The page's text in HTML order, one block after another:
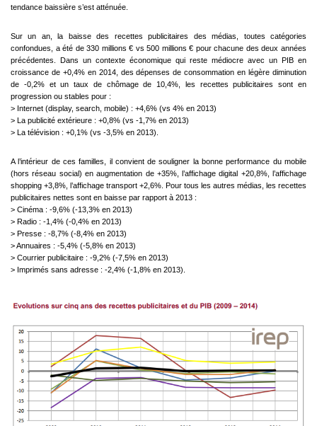
tendance baissière s’est atténuée.
Sur un an, la baisse des recettes publicitaires des médias, toutes catégories
confondues, a été de 330 millions € vs 500 millions € pour chacune des deux années
précédentes. Dans un contexte économique qui reste médiocre avec un PIB en
croissance de +0,4% en 2014, des dépenses de consommation en légère diminution
de -0,2% et un taux de chômage de 10,4%, les recettes publicitaires sont en
progression ou stables pour :
> Internet (display, search, mobile) : +4,6% (vs 4% en 2013)
> La publicité extérieure : +0,8% (vs -1,7% en 2013)
> La télévision : +0,1% (vs -3,5% en 2013).
A l’intérieur de ces familles, il convient de souligner la bonne performance du mobile
(hors réseau social) en augmentation de +35%, l’affichage digital +20,8%, l’affichage
shopping +3,8%, l’affichage transport +2,6%. Pour tous les autres médias, les recettes
publicitaires nettes sont en baisse par rapport à 2013 :
> Cinéma : -9,6% (-13,3% en 2013)
> Radio : -1,4% (-0,4% en 2013)
> Presse : -8,7% (-8,4% en 2013)
> Annuaires : -5,4% (-5,8% en 2013)
> Courrier publicitaire : -9,2% (-7,5% en 2013)
> Imprimés sans adresse : -2,4% (-1,8% en 2013).